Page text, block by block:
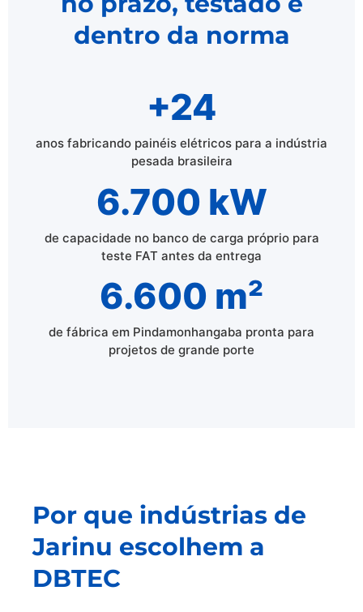
dentro da norma
+24
anos fabricando painéis elétricos para a indústria
pesada brasileira
6.700 kW
de capacidade no banco de carga próprio para
teste FAT antes da entrega
6.600 m²
de fábrica em Pindamonhangaba pronta para
projetos de grande porte
Por que indústrias de
Jarinu escolhem a
DBTEC